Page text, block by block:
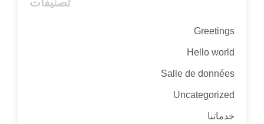
Greetings
Hello world
Salle de données
Uncategorized
خدماتنا